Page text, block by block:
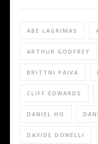
ABE LAGRIMAS
ARTHUR GODFREY
BRITTNI PAIVA
CLIFF EDWARDS
DANIEL HO
DAVIDE DONELLI